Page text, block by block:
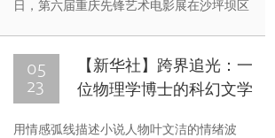
日，第六届重庆先锋艺术电影展在沙坪坝区
影片参赛，创历届新高。最终，共有30余部
国内外先锋艺术佳作入围，涵盖剧情、纪
录、实验等多元类型，特别设立的“重庆新力
05
23
【新华社】跨界追光：一
位物理学博士的科幻文学
用情感弧线描述小说人物叶文洁的情绪波